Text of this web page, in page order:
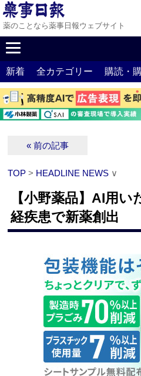
薬のことなら薬事日報ウェブサイト
新着 全カテゴリー 購読・
« 前の記事
TOP > HEADLINE NEWS ∨
【小野薬品】AI用い
経疾患で新薬創出